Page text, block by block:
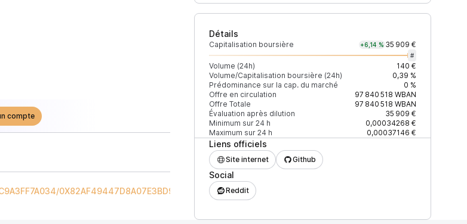
Détails
Capitalisation boursière +6,14 % 35 909 €
#
Volume (24h)
140 €
Volume/Capitalisation boursière (24h)
0,39 %
Prédominance sur la cap. du marché
0 %
Offre en circulation
97 840 518 WBAN
Offre Totale
97 840 518 WBAN
Évaluation après dilution
35 909 €
Minimum sur 24 h
0,00034268 €
Maximum sur 24 h
0,00037146 €
Liens officiels
Site internet Github
Social
Reddit
+2% depth
compte
0,00042294 $
/0X82AF49447D8A07E3BD95BD0D56F35241523FBAB1